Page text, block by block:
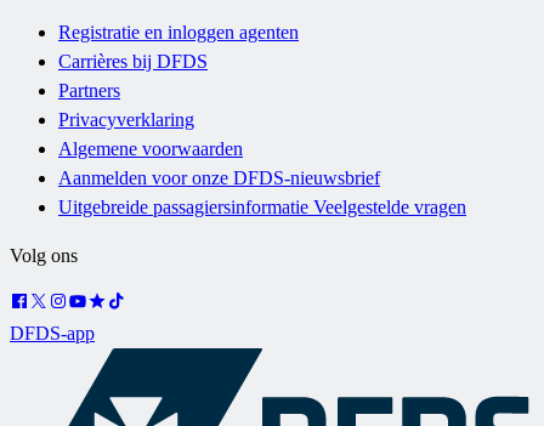
Registratie en inloggen agenten
Carrières bij DFDS
Partners
Privacyverklaring
Algemene voorwaarden
Aanmelden voor onze DFDS-nieuwsbrief
Uitgebreide passagiersinformatie Veelgestelde vragen
Volg ons
DFDS-app